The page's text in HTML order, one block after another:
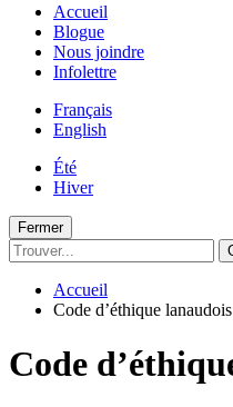
Accueil
Blogue
Nous joindre
Infolettre
Français
English
Été
Hiver
Fermer
Accueil
Code d’éthique lanaudois
Code